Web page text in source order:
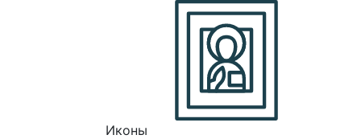
Иконы